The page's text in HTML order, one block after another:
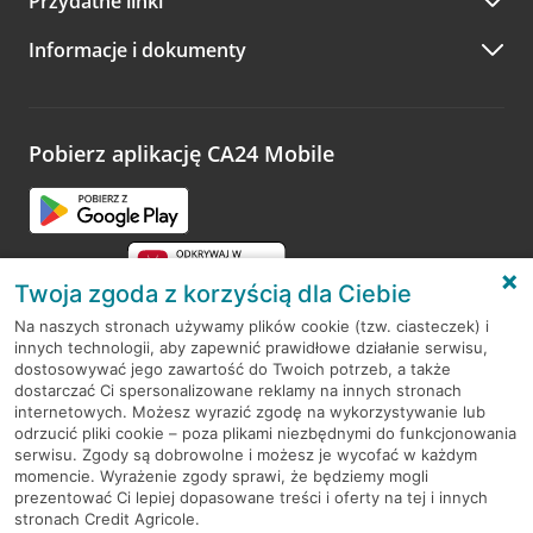
A po wizycie…
Zachęcamy do podzielenia się z nami opinią o wizycie.
opinie.
Informacje i dokumenty
Pobierz aplikację CA24 Mobile
RODO
Regulamin serwisu
Mapa serwisu
PolitykaCookies
Twoja zgoda z korzyścią dla Ciebie
Na naszych stronach używamy plików cookie (tzw. ciasteczek) i
innych technologii, aby zapewnić prawidłowe działanie serwisu,
dostosowywać jego zawartość do Twoich potrzeb, a także
dostarczać Ci spersonalizowane reklamy na innych stronach
internetowych. Możesz wyrazić zgodę na wykorzystywanie lub
odrzucić pliki cookie – poza plikami niezbędnymi do funkcjonowania
serwisu. Zgody są dobrowolne i możesz je wycofać w każdym
momencie. Wyrażenie zgody sprawi, że będziemy mogli
prezentować Ci lepiej dopasowane treści i oferty na tej i innych
stronach Credit Agricole.